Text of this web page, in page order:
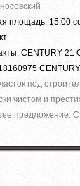
площадь: 15.00
CENTURY 21
под
чистом и
предложение: